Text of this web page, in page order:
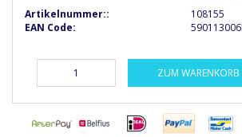
Artikelnummer::
108155
EAN Code:
ZUM